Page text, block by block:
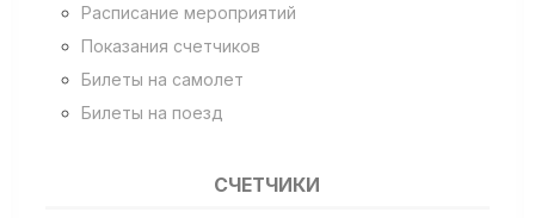
Расписание мероприятий
Показания счетчиков
Билеты на самолет
Билеты на поезд
СЧЕТЧИКИ